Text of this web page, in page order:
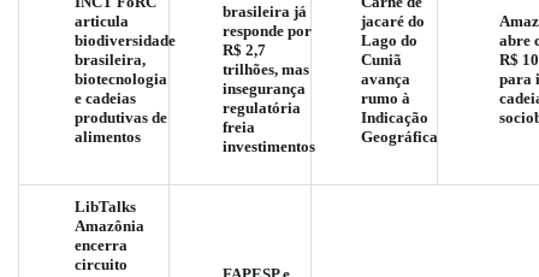
articula
biodiversidade
brasileira,
biotecnologia
e cadeias
produtivas de
alimentos
brasileira já
responde por
R$ 2,7
trilhões, mas
insegurança
regulatória
freia
investimentos
jacaré do
Lago do
Cuniã
avança
rumo à
Indicação
Geográfica
abre
R$
para
LibTalks
Amazônia
encerra
circuito